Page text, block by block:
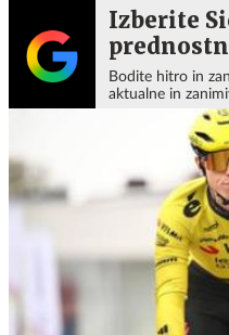
Izberite
Bodite hitro in
aktualne in